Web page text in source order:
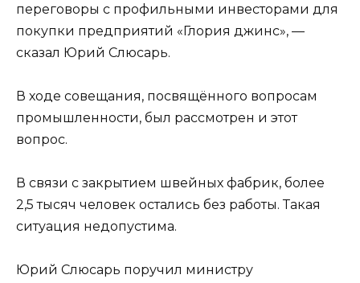
переговоры с профильными инвесторами для
покупки предприятий «Глория джинс», —
сказал Юрий Слюсарь.
В ходе совещания, посвящённого вопросам
промышленности, был рассмотрен и этот
вопрос.
В связи с закрытием швейных фабрик, более
2,5 тысяч человек остались без работы. Такая
ситуация недопустима.
Юрий Слюсарь поручил министру